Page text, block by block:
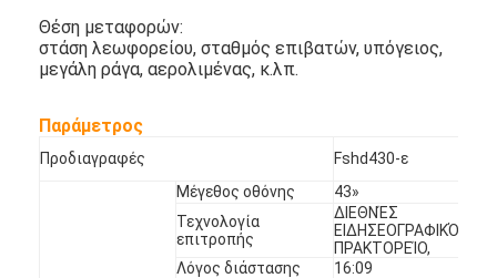
Αναγνώσιμη LCD επιτροπή φωτός του ήλιου
Υψηλό Tni LCD
Ανοικτή επιτροπή πλαισίων LCD
Οπτικά συνδεμένο LCD
Ανοικτό όργανο ελέγχου πλαισίων LCD
Εσωτερικός ψηφιακός πίνακας επιλογών
Θέση μεταφορών:
στάση λεωφορείου, σταθμός επιβατών, υπόγειος,
μεγάλη ράγα, αερολιμένας, κ.λπ.
Παράμετρος
Προδιαγραφές Fshd430-ε
Μέγεθος οθόνης
43»
Τεχνολογία
επιτροπής
ΔΙΕΘΝΈΣ
ΕΙΔΗΣΕΟΓΡΑΦΙΚΌ
ΠΡΑΚΤΟΡΕΊΟ,
Λόγος διάστασης
16:09